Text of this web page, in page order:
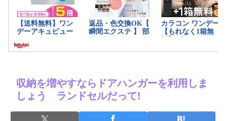
収納を増やすならドアハンガーを利用しま
しょう ランドセルだって!